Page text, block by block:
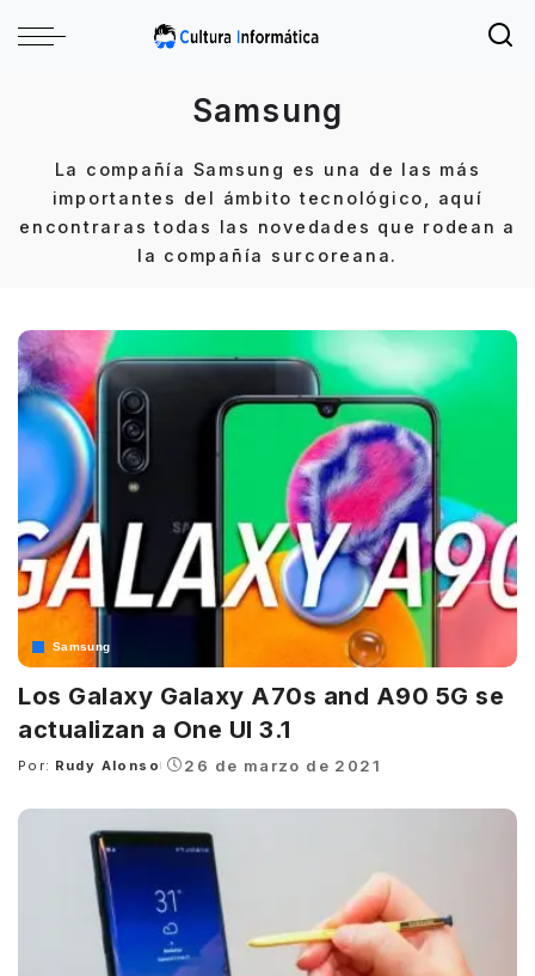
Samsung
La compañía Samsung es una de las más
importantes del ámbito tecnológico, aquí
encontraras todas las novedades que rodean a
la compañía surcoreana.
Samsung
Los Galaxy Galaxy A70s and A90 5G se
actualizan a One UI 3.1
Posted
Por: Rudy Alonso 26 de marzo de 2021